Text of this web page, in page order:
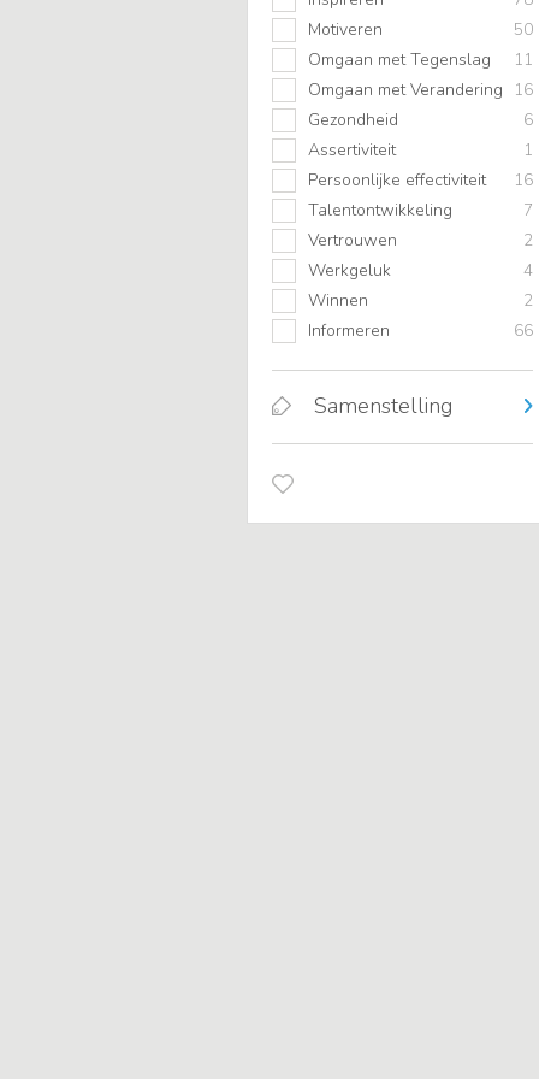
Motiveren
50
Omgaan met Tegenslag
11
Omgaan met Verandering
16
Gezondheid
6
Assertiviteit
1
Persoonlijke effectiviteit
16
Talentontwikkeling
7
Vertrouwen
2
Werkgeluk
4
Winnen
2
Informeren
66
Samenstelling